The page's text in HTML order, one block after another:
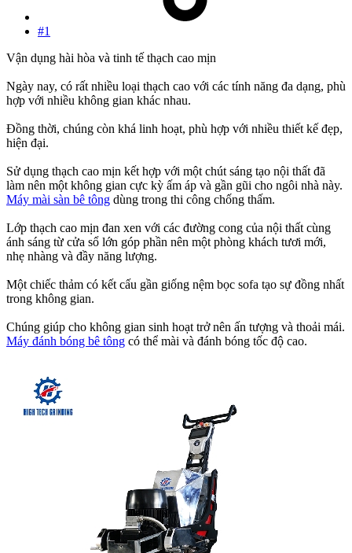
#1
Vận dụng hài hòa và tinh tế thạch cao mịn
Ngày nay, có rất nhiều loại thạch cao với các tính năng đa dạng, phù
hợp với nhiều không gian khác nhau.
Đồng thời, chúng còn khá linh hoạt, phù hợp với nhiều thiết kế đẹp,
hiện đại.
Sử dụng thạch cao mịn kết hợp với một chút sáng tạo nội thất đã
làm nên một không gian cực kỳ ấm áp và gần gũi cho ngôi nhà này.
Máy mài sàn bê tông dùng trong thi công chống thấm.
Lớp thạch cao mịn đan xen với các đường cong của nội thất cùng
ánh sáng từ cửa sổ lớn góp phần nên một phòng khách tươi mới,
nhẹ nhàng và đầy năng lượng.
Một chiếc thảm có kết cấu gần giống nệm bọc sofa tạo sự đồng nhất
trong không gian.
Chúng giúp cho không gian sinh hoạt trở nên ấn tượng và thoải mái.
Máy đánh bóng bê tông có thể mài và đánh bóng tốc độ cao.